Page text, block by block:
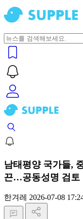
남태평양 국가들,
끈…공동성명 검토
한겨레 2026-07-08